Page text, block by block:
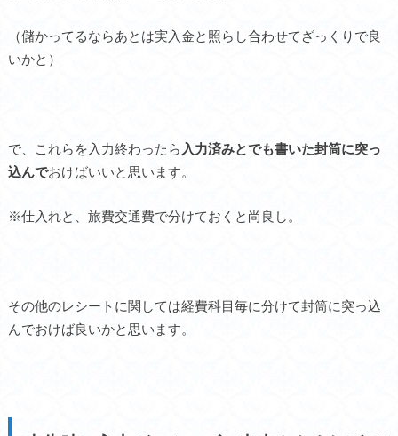
（儲かってるならあとは実入金と照らし合わせてざっくりで良
いかと）
で、これらを入力終わったら 入力済みとでも書いた封筒に突っ
込んでおけばいいと思います。
※仕入れと、旅費交通費で分けておくと尚良し。
その他のレシートに関しては経費科目毎に分けて封筒に突っ込
んでおけば良いかと思います。